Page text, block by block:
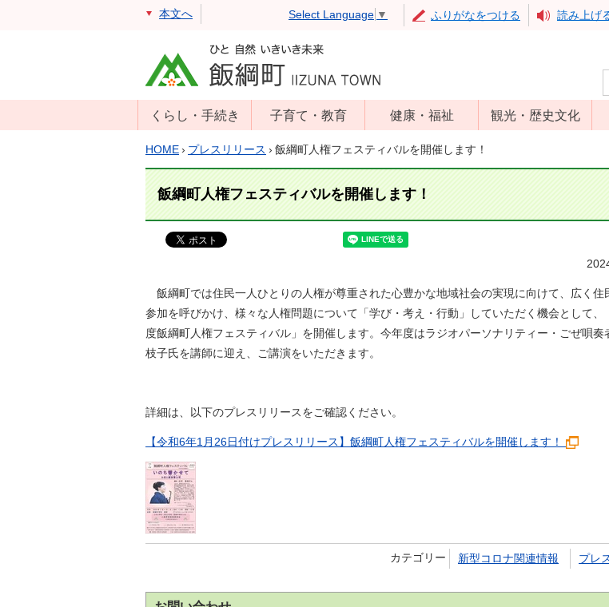
本文へ Select Language ▼ ふりがなをつける 読み上げ
くらし・手続き
戸籍・住民票・
住民登録
マイナンバー
消防・防災
年金・保険
税金
安全・防犯
ペット・動物
相談窓口
子育て・教育
年齢別子育て情
子育て支援
小学校・中学校
生涯学習
学校教育・奨学
金
学校給食
児童クラブ
健康・福祉
児童福祉
高齢者福祉
介護保険
障害福祉
保健・医療
予防接種
食育
観光・歴史文化
アップルミュー
文化財
HOME› プレスリリース › 飯綱町人権フェスティバルを開催します！
飯綱町人権フェスティバルを開催します！
飯綱町では住民一人ひとりの人権が尊重された心豊かな地域社会の実現に向けて、広く住
参加を呼びかけ、様々な人権問題について「学び・考え・行動」していただく機会として、
度飯綱町人権フェスティバル」を開催します。今年度はラジオパーソナリティー・ごぜ唄奏
枝子氏を講師に迎え、ご講演をいただきます。
詳細は、以下のプレスリリースをご確認ください。
【令和6年1月26日付けプレスリリース】飯綱町人権フェスティバルを開催します！
カテゴリー 新型コロナ関連情報 プレ